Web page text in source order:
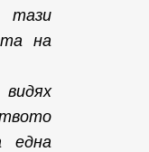
на
една